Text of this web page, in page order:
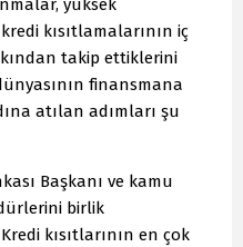
kısıtlamalarının iç
takip ettiklerini
finansmana
atılan adımları şu
Başkanı ve kamu
birlik
kısıtlarının en çok